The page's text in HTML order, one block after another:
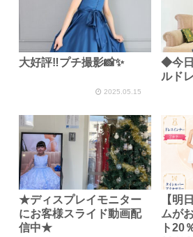
大好評‼プチ撮影📸✨
2025.05.15
◆今日
ルド
★ディスプレイモニター
にお客様スライド動画配
信中★
【明
ムが
ト20